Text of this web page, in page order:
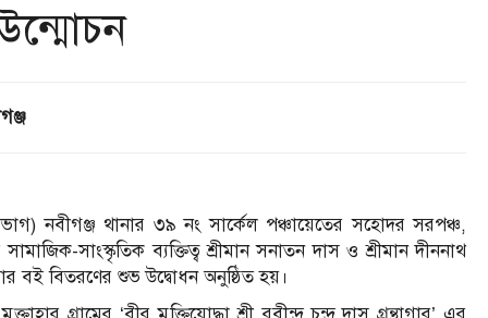
নবীগঞ্জ থানার ৩৯ নং সার্কেল পঞ্চায়েতের সহোদর সরপঞ্চ,
সাংস্কৃতিক ব্যক্তিত্ব শ্রীমান সনাতন দাস ও শ্রীমান দীননাথ
বই বিতরণের শুভ উদ্বোধন অনুষ্ঠিত হয়।